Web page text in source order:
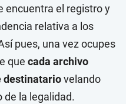
encuentra el registro y
relativa a los
pues, una vez ocupes
que cada archivo
destinatariovelando
de la legalidad.